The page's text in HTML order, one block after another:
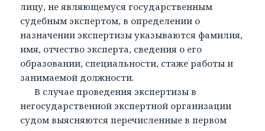
лицу, не являющемуся государственным
судебным экспертом, в определении о
назначении экспертизы указываются фамилия,
имя, отчество эксперта, сведения о его
образовании, специальности, стаже работы и
занимаемой должности.
В случае проведения экспертизы в
негосударственной экспертной организации
судом выясняются перечисленные в первом